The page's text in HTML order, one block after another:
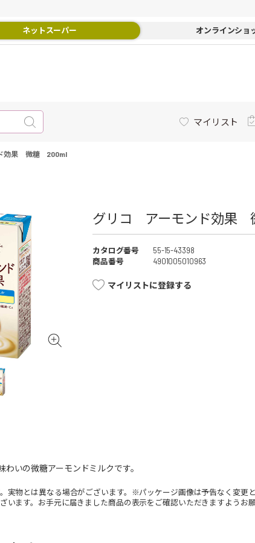
ネットスーパー オンラインショ
マイリスト
効果 微糖 200ml
グリコ アーモンド効果
カタログ番号
55-15-43398
商品番号
4901005010963
マイリストに登録する
わいの微糖アーモンドミルクです。
実物とは異なる場合がございます。※パッケージ画像は予告なく変更
います。お手元に届きました商品の表示をご確認いただきますようお願